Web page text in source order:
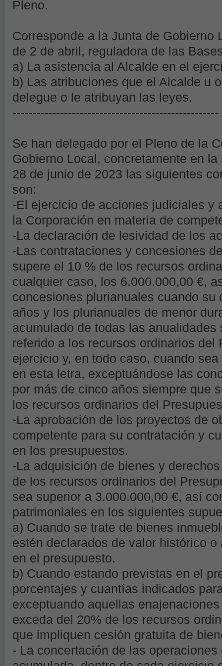
Pleno.
Corresponde a la Junta de Gobierno
de 2 de abril, reguladora de las
a) La asistencia al Alcalde en el
b) Las atribuciones que el Alcalde u
delegue o le atribuyan las leyes.
----------------------------------------------------
Se han delegado por el Pleno de la
Gobierno Local, concretamente en
28 de junio de 2023 las siguientes
son:
-El ejercicio de acciones judiciales y
la Corporación en materia de
-La declaración de lesividad de los
-Las contrataciones y concesiones
supere el 10 % de los recursos
cualquier caso, los 6.000.000,00 €,
concesiones plurianuales cuando su
años y los plurianuales de menor
acumulado de todas las
referido a los recursos ordinarios del
ejercicio y, en todo caso, cuando
en esta letra, exceptuándose las
por más de cinco años siempre que
los recursos ordinarios del
-La aprobación de los proyectos de
competente para su contratación y
en los presupuestos.
-La adquisición de bienes y
de los recursos ordinarios del
sea superior a 3.000.000,00 €, así
patrimoniales en los siguientes
a) Cuando se trate de bienes
estén declarados de valor histórico
en el presupuesto.
b) Cuando estando previstas en el
porcentajes y cuantías indicados
exceptuando aquellas
exceda del 20% de los recursos
que impliquen cesión gratuita de
- La concertación de las